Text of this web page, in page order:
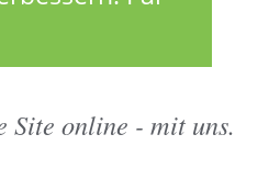
Site online - mit uns.